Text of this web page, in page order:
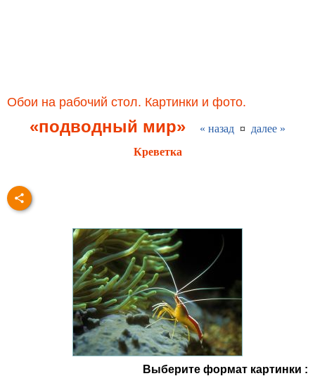
Обои на рабочий стол. Картинки и фото.
«подводный мир» « назад ¤ далее »
Креветка
Выберите формат картинки :